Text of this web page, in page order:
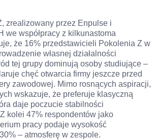
zrealizowany przez Enpulse i
we współpracy z kilkunastoma
że 16% przedstawicieli Pokolenia Z w
własnej działalności
tej grupy dominują osoby studiujące –
chęć otwarcia firmy jeszcze przed
zawodowej. Mimo rosnących aspiracji,
wskazuje, że preferuje klasyczną
daje poczucie stabilności
kolei 47% respondentów jako
pracy podaje wysokość
– atmosferę w zespole.